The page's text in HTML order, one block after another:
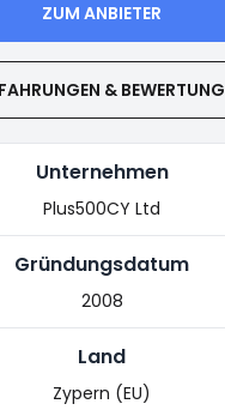
ZUM ANBIETER
& BEWERTUNG
Unternehmen
Plus500CY Ltd
Gründungsdatum
2008
Land
Zypern (EU)